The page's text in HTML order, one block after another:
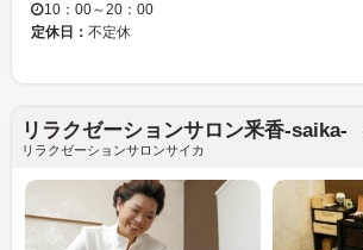
10：00～20：00
定休日： 不定休
リラクゼーションサロン釆香-saika-
リラクゼーションサロンサイカ